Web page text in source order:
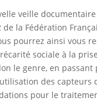
veille
de la Fédération
pourrez ainsi vous
sociale à la
le genre, en passant
des capteurs
pour le